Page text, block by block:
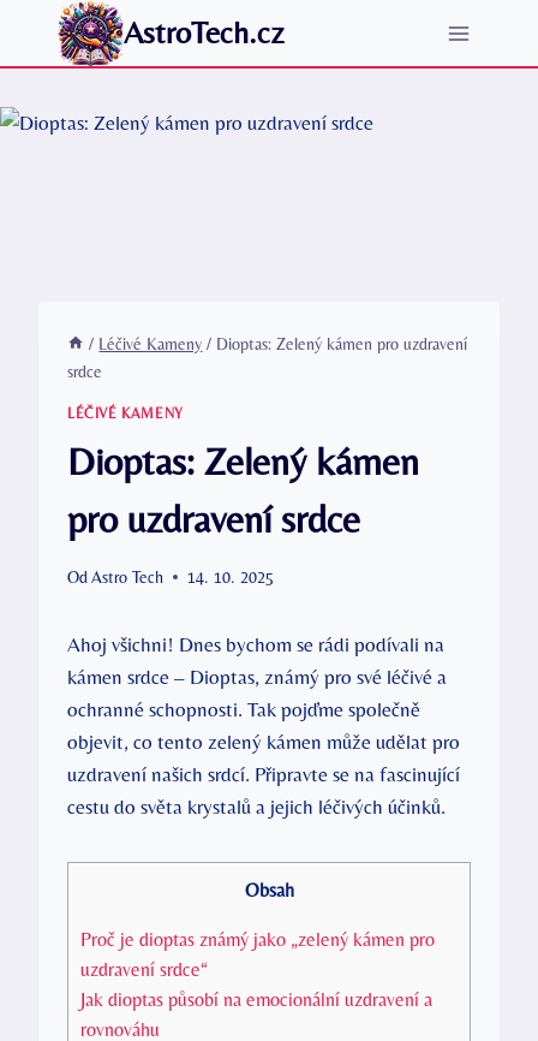
Přeskočit
AstroTech.cz
/ Léčivé Kameny / Dioptas: Zelený kámen pro uzdravení
srdce
LÉČIVÉ KAMENY
Dioptas: Zelený kámen
pro uzdravení srdce
Od Astro Tech 14. 10. 2025
Ahoj všichni! Dnes bychom se rádi podívali na
kámen srdce – Dioptas, známý pro své léčivé a
ochranné schopnosti. Tak pojďme společně
objevit, co tento zelený kámen může udělat pro
uzdravení našich srdcí. Připravte se na fascinující
cestu do světa krystalů a jejich léčivých účinků.
Obsah
Proč je dioptas známý jako „zelený kámen pro
uzdravení srdce“
Jak dioptas působí na emocionální uzdravení a
rovnováhu